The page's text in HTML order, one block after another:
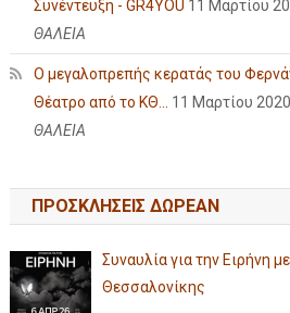
Συνέντευξη - GR4YOU 11 Μαρτίου
ΘΑΛΕΙΑ
Ο μεγαλοπρεπής κερατάς του
Θέατρο από το ΚΘ...
11 Μαρτίου 2020
ΘΑΛΕΙΑ
ΠΡΟΣΚΛΗΣΕΙΣ ΔΩΡΕΑΝ
Συναυλία για την Ειρήνη
Θεσσαλονίκης